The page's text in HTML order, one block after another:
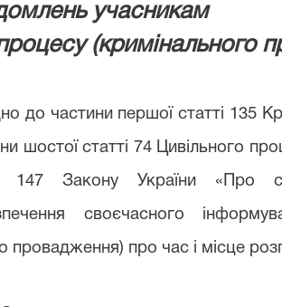
учасникам
(кримінального
частини першої статті 135
шостої статті 74 Цивільного
147 Закону України «Про
своєчасного
провадження) про час і місце